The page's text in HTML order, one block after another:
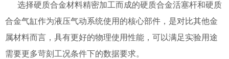
选择硬质合金材料精密加工而成的硬质合金活塞杆和硬质
合金气缸作为液压气动系统使用的核心部件，是对比其他金
属材料而言，具有更好的物理使用性能，可以满足实验用途
需要更多苛刻工况条件下的数据要求。